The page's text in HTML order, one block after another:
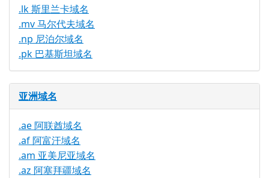
.lk 斯里兰卡域名
.mv 马尔代夫域名
.np 尼泊尔域名
.pk 巴基斯坦域名
亚洲域名
.ae 阿联酋域名
.af 阿富汗域名
.am 亚美尼亚域名
.az 阿塞拜疆域名